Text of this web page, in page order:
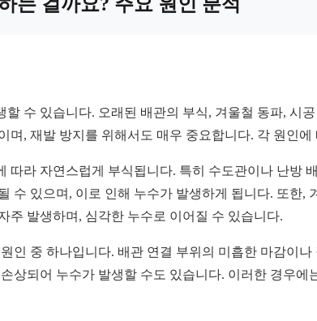
는 걸까요? 주요 원인 분석
할 수 있습니다. 오래된 배관의 부식, 겨울철 동파, 시
며, 재발 방지를 위해서도 매우 중요합니다. 각 원인
따라 자연스럽게 부식됩니다. 특히 수도관이나 난방
수 있으며, 이로 인해 누수가 발생하게 됩니다. 또한
주 발생하며, 심각한 누수로 이어질 수 있습니다.
인 중 하나입니다. 배관 연결 부위의 미흡한 마감이
상되어 누수가 발생할 수도 있습니다. 이러한 경우